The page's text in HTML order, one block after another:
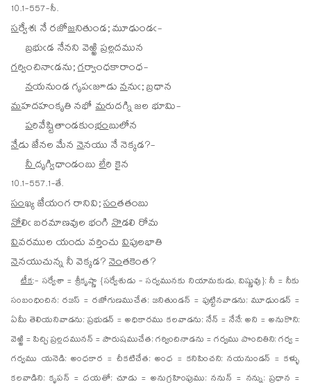
10.1-557-సీ.
సర్వేశ! నే రజోజనితుండ; మూఢుండఁ-
బ్రభుఁడ నేనని వెఱ్ఱి ప్రల్లదమున
గర్వించినాఁడను;గర్వాంధకారాంధ-
నయనుండ గృపఁజూడు ననుఁ; బ్రధాన
మహదహంకృతి నభోమరుదగ్ని జల భూమి-
పరివేష్టితాండకుంభంబులోన
నేడు జేనల మేననెనయు నే నెక్కడ?-
నీదృగ్విధాండంబులేరి కైన
10.1-557.1-తే.
సంఖ్య జేయంగ రానివి;సంతతంబు
నోలిఁ బరమాణవుల భంగినొడలి రోమ
వివరముల యందు వర్తించువిపులభాతి
నెనయుచున్న నీ వెక్కడ?నెంతకెంత?
టీక:- సర్వేశా = శ్రీకృష్ణా {సర్వేశుడు - సర్వమునకు నియామకుడు, విష్ణువు}; నీ = నీకు
సంబంధించిన; రజస్ = రజోగుణముచేత; జనితుండన్ = పుట్టినవాడను; మూఢుండన్ =
ఏమీ తెలియనివాడను; ప్రభుడన్ = అధికారము కలవాడను; నేన్ = నేనే; అని = అనుకొని;
వెఱ్ఱి = పిచ్చి; ప్రల్లదమునన్ = పౌరుషముచేత; గర్వించినాడను = గర్వము పొందితిని; గర్వ =
గర్వము యనెడి; అంధకార = చీకటిచేత; అంధ = కనిపించని; నయనుండన్ = కళ్ళు
కలవాడిని; కృపన్ = దయతో; చూడు = అనుగ్రహింపుము; ననున్ = నన్ను; ప్రధాన =